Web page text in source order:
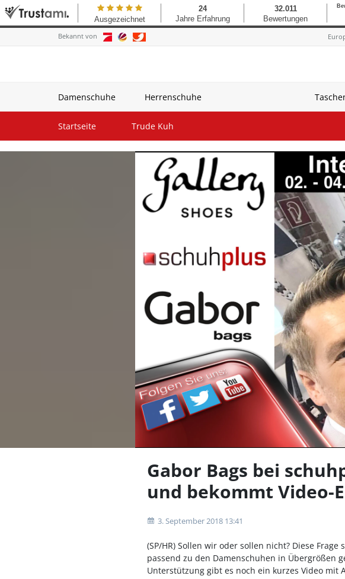
Bekannt von
Damenschuhe Herrenschuhe
Startseite Trude Kuh
Gabor Bags bei
und bekommt Video-
3. September 2018 13:41
(SP/HR) Sollen wir oder sollen nicht? Diese
passend zu den Damenschuhen in Übergrößen
Unterstützung gibt es noch ein kurzes Video mit